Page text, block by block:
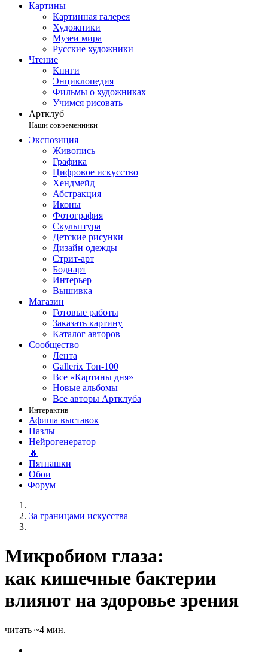
Картины
Картинная галерея
Художники
Музеи мира
Русские художники
Чтение
Книги
Энциклопедия
Фильмы о художниках
Учимся рисовать
Артклуб
Наши современники
Экспозиция
Живопись
Графика
Цифровое искусство
Хендмейд
Абстракция
Иконы
Фотография
Скульптура
Детские рисунки
Дизайн одежды
Стрит-арт
Бодиарт
Интерьер
Вышивка
Магазин
Готовые работы
Заказать картину
Каталог авторов
Сообщество
Лента
Gallerix Топ-100
Все «Картины дня»
Новые альбомы
Все авторы Артклуба
Интерактив
Афиша выставок
Пазлы
Нейрогенератор
🔥
Пятнашки
Обои
Форум
За границами искусства
Микробиом глаза:
как кишечные бактерии
влияют на здоровье зрения
читать ~4 мин.